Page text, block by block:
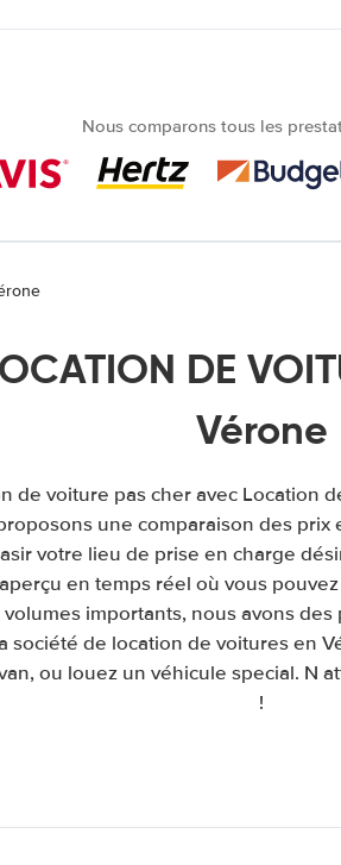
Nous comparons tous les
DE
Vérone
de voiture pas cher avec Location
une comparaison des
votre lieu de prise en charge
en temps réel où vous
importants, nous avons
société de location de voitures en
ou louez un véhicule special. N
!